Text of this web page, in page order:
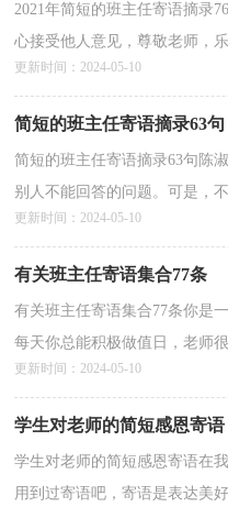
2021年简短的班主任寄语摘录
心接受他人意见，尊敬老师，
你的学习也有了不少进步，老
更新时间：2024-05-10
简短的班主任寄语摘录63句
简短的班主任寄语摘录63句陈
别人不能回答的问题。可是，
朋友&quot;，它常常使你考试
更新时间：2024-05-10
有关班主任寄语集合77条
有关班主任寄语集合77条你是
每天你总能积极做值日，老师
答问题再积极些，声音在大些
更新时间：2024-05-10
学生对老师的简短感恩寄语
学生对老师的简短感恩寄语在
用到过寄语吧，寄语是表达美